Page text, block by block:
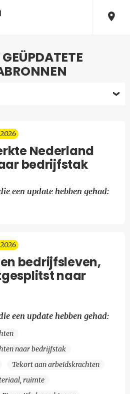
Nederland
bedrijfstak
een update hebben gehad:
bedrijfsleven,
naar
een update hebben gehad:
naar bedrijfstak
Tekort aan arbeidskrachten
ruimte